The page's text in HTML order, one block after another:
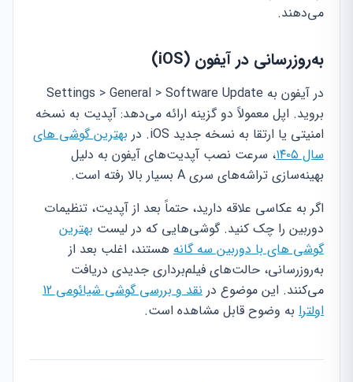
می‌دهند.
به‌روزرسانی در آیفون (iOS)
در آیفون به Settings > General > Software Update
بروید. اپل معمولاً دو گزینه ارائه می‌دهد: آپدیت به نسخه
امنیتی یا ارتقا به نسخه جدید iOS. در
بهترین گوشی های
سال ۱۴۰۵
، سرعت نصب آپدیت‌های آیفون به دلیل
بهینه‌سازی تراشه‌های سری A بسیار بالا رفته است.
اگر به عکاسی علاقه دارید، حتماً بعد از آپدیت، تنظیمات
دوربین را چک کنید. گوشی‌هایی که در لیست بهترین
گوشی های با دوربین سه گانه هستند، اغلب بعد از
به‌روزرسانی، حالت‌های فیلم‌برداری جدیدی دریافت
می‌کنند. این موضوع در
نقد و بررسی گوشی شیائومی 12
اولترا به وضوح قابل مشاهده است.